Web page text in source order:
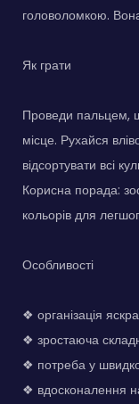
головоломкою.
Як грати
Проведи пальцем,
місце. Рухайся
відсортувати всі
Корисна порада:
кольорів для
Особливості
❖ організація
❖ зростаюча
❖ потреба у
❖ вдосконалення